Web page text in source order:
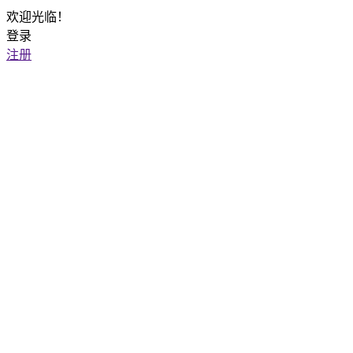
欢迎光临！
登录
注册